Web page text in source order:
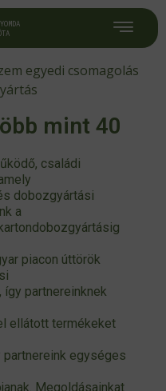
mint 40
családi
dobozgyártási
a
piacon úttörök
így partnereinknek
ellátott termékeket
egységes
Megoldásainkat